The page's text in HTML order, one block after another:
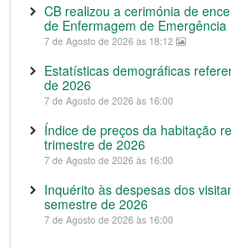
CB realizou a cerimónia de
de Enfermagem de Emergência
7 de Agosto de 2026 às 18:12
Estatísticas demográficas
de 2026
7 de Agosto de 2026 às 16:00
Índice de preços da habitação
trimestre de 2026
7 de Agosto de 2026 às 16:00
Inquérito às despesas dos
semestre de 2026
7 de Agosto de 2026 às 16:00